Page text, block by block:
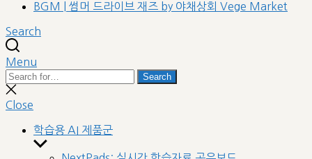
BGM | 썸머 드라이브 재즈 by 야채상회 Vege Market
Search
Menu
Search
for:
Search
Close
search
Close
학습용 AI 제품군
Show